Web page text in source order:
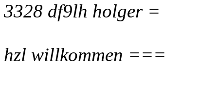
3328 df9lh holger =
hzl willkommen ===